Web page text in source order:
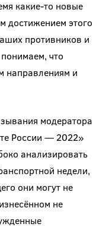
какие-то новые
достижением этого
противников и
что
направлениям и
модератора
России — 2022»
анализировать
недели,
они могут не
не